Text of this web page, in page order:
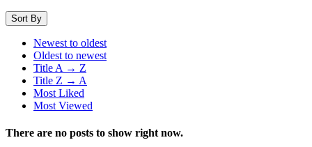
Sort By
Newest to oldest
Oldest to newest
Title A → Z
Title Z → A
Most Liked
Most Viewed
There are no posts to show right now.